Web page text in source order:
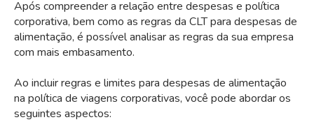
Após compreender a relação entre despesas e política
corporativa, bem como as regras da CLT para despesas de
alimentação, é possível analisar as regras da sua empresa
com mais embasamento.
Ao incluir regras e limites para despesas de alimentação
na política de viagens corporativas, você pode abordar os
seguintes aspectos: